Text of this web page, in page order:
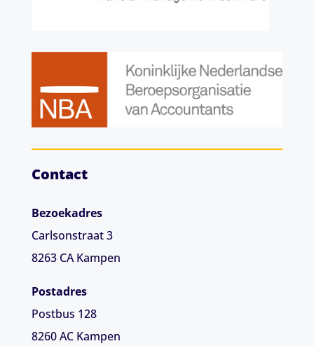
Contact
Bezoekadres
Carlsonstraat 3
8263 CA Kampen
Postadres
Postbus 128
8260 AC Kampen